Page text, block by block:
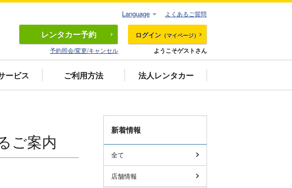
レンタカー予約
予約照会/変更/キャンセル
ログイン （マイページ）
ようこそゲストさん
ービス ご利用方法 法人レンタカー
よくあるご質問
Language
ご案内
新着情報
全て
店舗情報